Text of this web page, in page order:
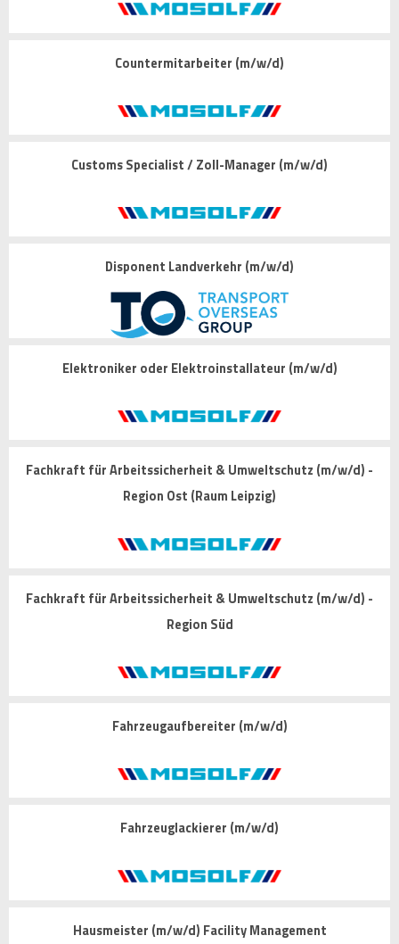
Countermitarbeiter (m/w/d)
Customs Specialist / Zoll-Manager (m/w/d)
Disponent Landverkehr (m/w/d)
Elektroniker oder Elektroinstallateur (m/w/d)
Fachkraft für Arbeitssicherheit & Umweltschutz (m/w/d) -
Region Ost (Raum Leipzig)
Fachkraft für Arbeitssicherheit & Umweltschutz (m/w/d) -
Region Süd
Fahrzeugaufbereiter (m/w/d)
Fahrzeuglackierer (m/w/d)
Hausmeister (m/w/d) Facility Management